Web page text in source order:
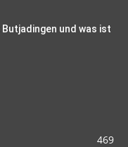
und was ist
469